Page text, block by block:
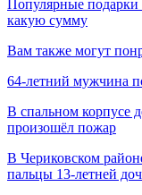
Популярные подарки
какую сумму
Вам также могут
64-летний мужчина
В спальном корпусе
произошёл пожар
В Чериковском
пальцы 13-летней